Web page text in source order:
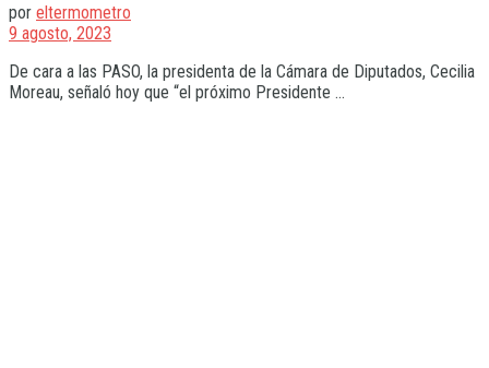
por eltermometro
9 agosto, 2023
De cara a las PASO, la presidenta de la Cámara de Diputados, Cecilia
Moreau, señaló hoy que “el próximo Presidente ...